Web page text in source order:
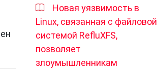
Новая уязвимость в
Linux, связанная с файловой
системой RefluXFS,
позволяет
злоумышленникам